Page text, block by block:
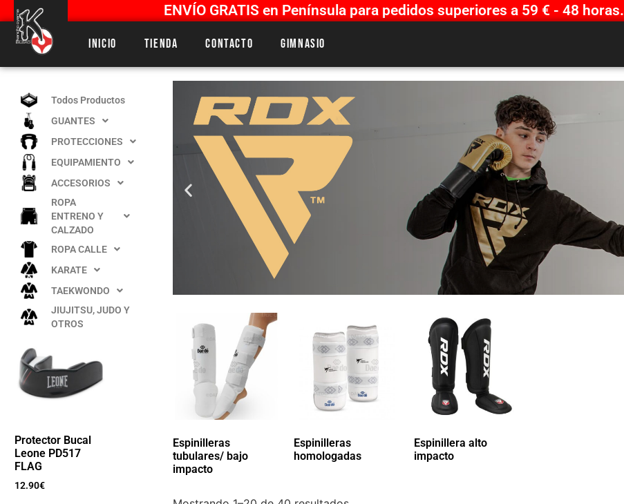
ENVÍO GRATIS en Península para pedidos superiores a 59 € - 48 horas.
Inicio Tienda Contacto Gimnasio
Todos Productos
GUANTES
PROTECCIONES
EQUIPAMIENTO
ACCESORIOS
ROPA
ENTRENO Y
CALZADO
ROPA CALLE
KARATE
TAEKWONDO
JIUJITSU, JUDO Y
OTROS
Protector Bucal
Leone PD517
FLAG
12.90€
Espinilleras
tubulares/ bajo
impacto
Espinilleras
homologadas
Espinillera alto
impacto